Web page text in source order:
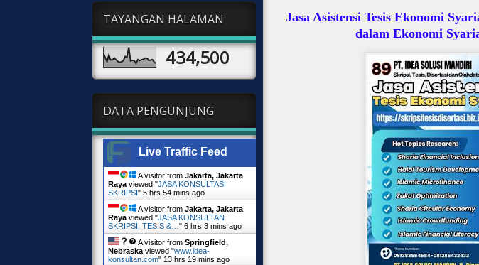
TAYANGAN HALAMAN
434,500
DATA PENGUNJUNG
Live Traffic Feed
A visitor from Jakarta, Jakarta
Rayaviewed "JASA KONSULTASI
SKRIPSI " 5 hrs 54 mins ago
A visitor from Jakarta, Jakarta
Rayaviewed "JASA KONSULTAN
SKRIPSI, TESIS &… " 6 hrs 3 mins ago
A visitor from Springfield,
Nebraskaviewed "www.idea-
konsultan.com" 13 hrs 19 mins ago
Jasa Asistensi Tesis Ekonomi
dalam Ekonomi